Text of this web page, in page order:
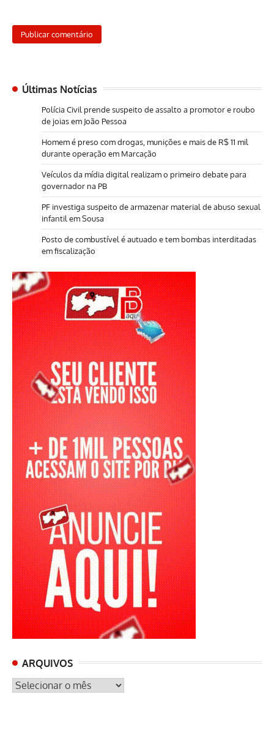
Últimas Notícias
Polícia Civil prende suspeito de assalto a promotor e roubo
de joias em João Pessoa
Homem é preso com drogas, munições e mais de R$ 11 mil
durante operação em Marcação
Veículos da mídia digital realizam o primeiro debate para
governador na PB
PF investiga suspeito de armazenar material de abuso sexual
infantil em Sousa
Posto de combustível é autuado e tem bombas interditadas
em fiscalização
ARQUIVOS
ARQUIVOS